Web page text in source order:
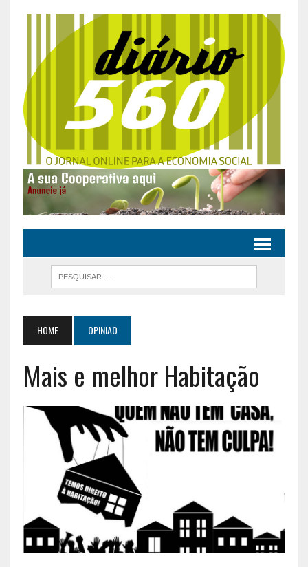
HOME OPINIÃO
Mais e melhor Habitação